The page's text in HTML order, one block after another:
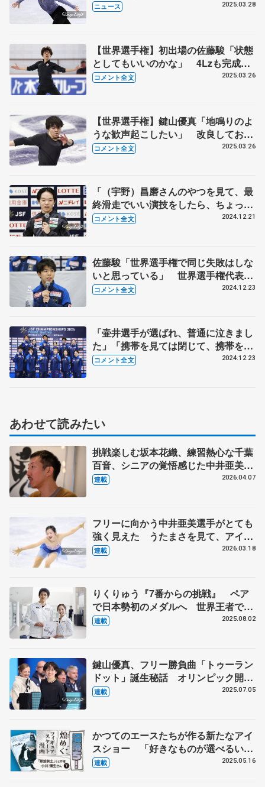
ニュース 2025.03.28
【世界選手権】初出場の佐藤駿「状態
としてもいいのかな」 4Lzも完成度
高く「思い残すことなく本番に」（公
コメント全文 2025.03.26
【世界選手権】鍵山優真「地鳴りのよ
うな歓声起こしたい」 改良してお披
露目したSPに「手応えあり」（公式
コメント全文 2025.03.26
「（宇野）昌磨さんのやつを見て、最
終滑走でいい演技をしたら、ちょっと
やってみたかった」 鍵山優真 全日
コメント全文 2024.12.21
佐藤駿「世界選手権で同じ失敗はしな
いと思っている」 世界選手権代表会
見後、囲み取材コメント全文
コメント全文 2024.12.23
「壷井選手が選ばれ、普通に泣きまし
た」「携帯を見ては閉じて、携帯を見
ては閉じ…」 世界選手権代表決定の
コメント全文 2024.12.23
あわせて読みたい
挑戦楽しむ坂本花織、練習熱心な千葉
百音、シニアの覚悟感じた中井亜美
ダンサー、振付家の小㞍健太さんが見
連載 2026.04.07
フリーに向かう中井亜美選手がとても
強く見えた うたまさを見て、アイス
ダンスをやる選手が出てきてほしい
連載 2026.03.18
りくりゅう『7番からの挑戦』 ペア
で日本勢初のメダルへ 世界王者でも
「守りに入らず」【ミラノ・コルティ
連載 2025.08.02
鍵山優真、フリー勝負曲「トゥーラン
ドット」誕生秘話 オリンピック開催
地イタリアの傑作を超豪華布陣で編曲
連載 2025.07.05
かつてのエースたちが作る新たなアイ
スショー 「好きなものが選べるいい
時代」、「きみはペット」の作者イン
連載 2025.05.16